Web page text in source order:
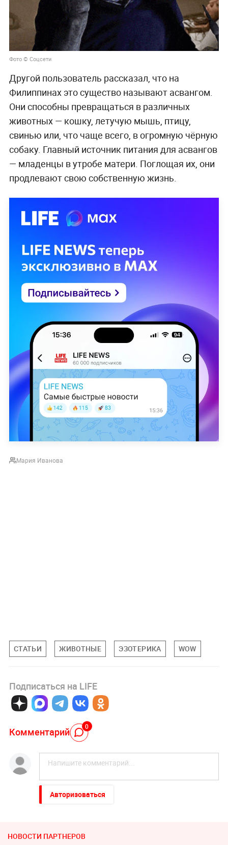
Фото © Соцсети
Другой пользователь рассказал, что на
Филиппинах это существо называют асвангом.
Они способны превращаться в различных
животных — кошку, летучую мышь, птицу,
свинью или, что чаще всего, в огромную чёрную
собаку. Главный источник питания для асвангов
— младенцы в утробе матери. Поглощая их, они
продлевают свою собственную жизнь.
Мария Иванова
СТАТЬИ ЖИВОТНЫЕ ЭЗОТЕРИКА WOW
Подписаться на LIFE
Комментарий 0
Авторизоваться
НОВОСТИ ПАРТНЕРОВ